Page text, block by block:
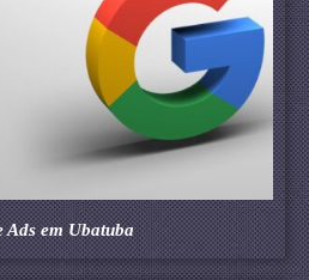
Ads em Ubatuba